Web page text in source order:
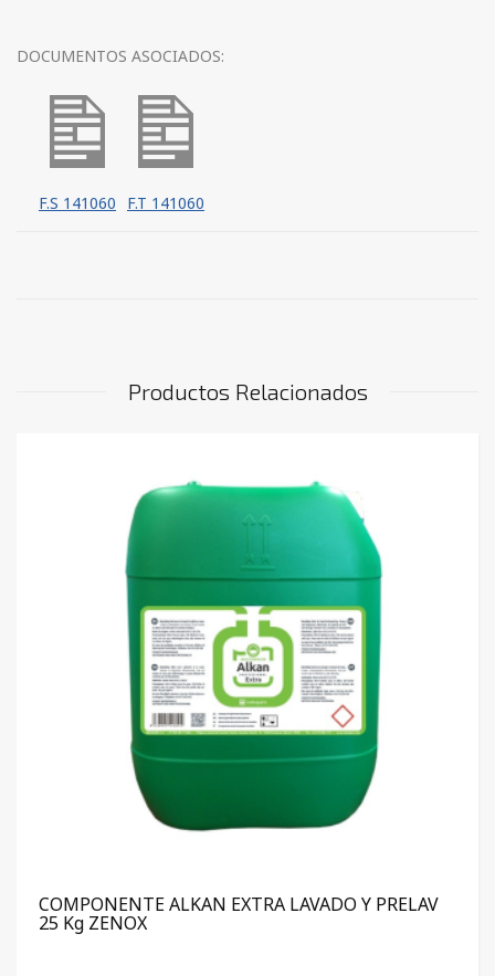
DOCUMENTOS ASOCIADOS:
F.S 141060 F.T 141060
Productos Relacionados
COMPONENTE ALKAN EXTRA LAVADO Y PRELAV
25 Kg ZENOX